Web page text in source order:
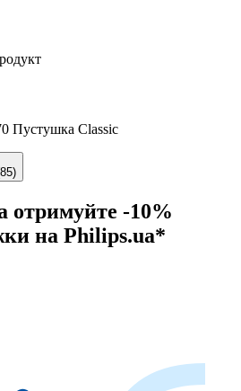
Пустушка Classic
отримуйте -10%
на Philips.ua*